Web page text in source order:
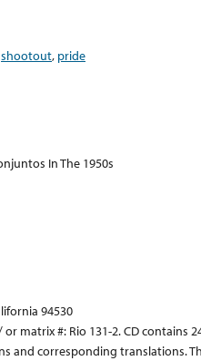
shootout, pride
In The 1950s
94530
or matrix #: Rio 131-2. CD contains
and corresponding translations.